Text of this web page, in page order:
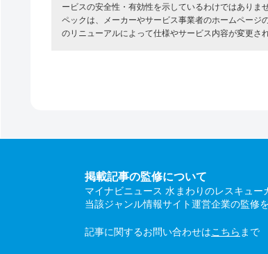
ービスの安全性・有効性を示しているわけではあり
ペックは、メーカーやサービス事業者のホームペー
のリニューアルによって仕様やサービス内容が変更さ
掲載記事の監修について
マイナビニュース 水まわりのレスキュ
当該ジャンル情報サイト運営企業の監修
記事に関するお問い合わせはこちら まで